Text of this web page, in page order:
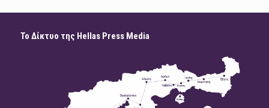
Το Δίκτυο της Hellas Press Media